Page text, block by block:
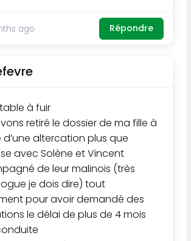
ago Répondre
à fuir
retiré le dossier de ma fille à
d’une altercation plus que
avec Solène et Vincent
de leur malinois (très
je dois dire) tout
pour avoir demandé des
le délai de plus de 4 mois